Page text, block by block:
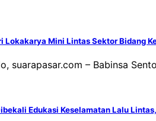
Lokakarya Mini Lintas Sektor Bidang
suarapasar.com – Babinsa
Edukasi Keselamatan Lalu